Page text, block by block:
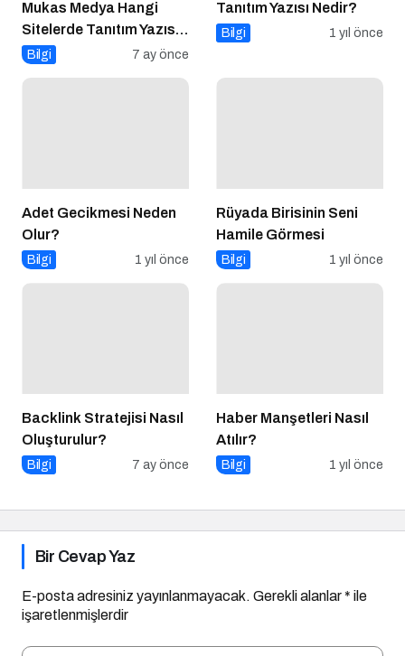
Mukas Medya Hangi
Sitelerde Tanıtım Yazısı
Yayınlıyor?
Bilgi 7 ay önce
Tanıtım Yazısı Nedir?
Bilgi 1 yıl önce
Adet Gecikmesi Neden
Olur?
Bilgi 1 yıl önce
Rüyada Birisinin Seni
Hamile Görmesi
Bilgi 1 yıl önce
Backlink Stratejisi Nasıl
Oluşturulur?
Bilgi 7 ay önce
Haber Manşetleri Nasıl
Atılır?
Bilgi 1 yıl önce
Bir Cevap Yaz
E-posta adresiniz yayınlanmayacak. Gerekli alanlar* ile
işaretlenmişlerdir